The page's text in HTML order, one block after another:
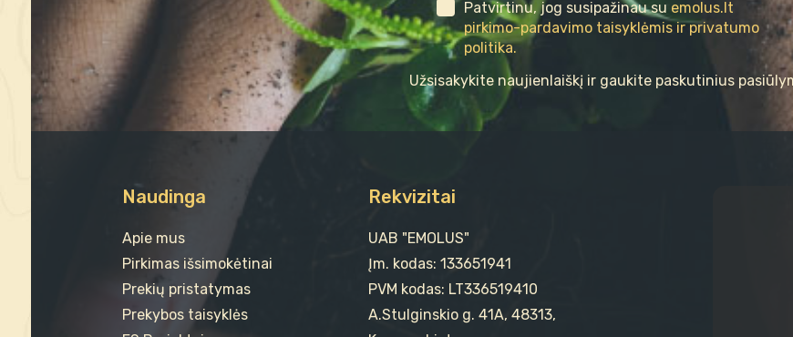
Patvirtinu, jog susipažinau su emolus.lt
pirkimo-pardavimo taisyklėmis ir privatumo
politika.
Užsisakykite naujienlaiškį ir gaukite paskutinius
Naudinga
Apie mus
Pirkimas išsimokėtinai
Prekių pristatymas
Prekybos taisyklės
Rekvizitai
UAB "EMOLUS"
Įm. kodas: 133651941
PVM kodas: LT336519410
A.Stulginskio g. 41A, 48313,